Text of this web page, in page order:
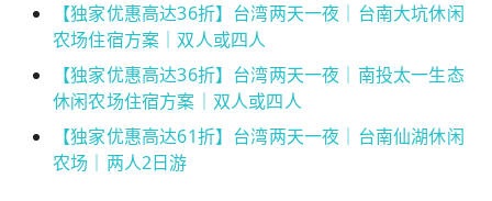
【独家优惠高达36折】台湾两天一夜｜台南大坑休闲
农场住宿方案｜双人或四人
【独家优惠高达36折】台湾两天一夜｜南投太一生态
休闲农场住宿方案｜双人或四人
【独家优惠高达61折】台湾两天一夜｜台南仙湖休闲
农场｜两人2日游